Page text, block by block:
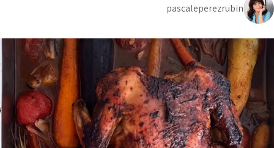
pascaleperezrubin